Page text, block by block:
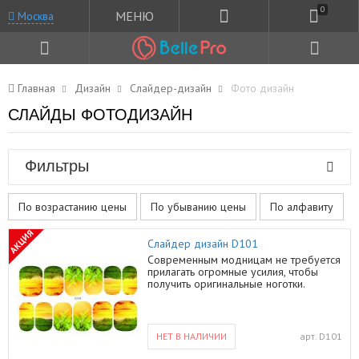
Москва МЕНЮ 0
Главная Дизайн Слайдер-дизайн Фото дизайн
СЛАЙДЫ ФОТОДИЗАЙН
Фильтры
По возрастанию цены По убыванию цены По алфавиту
АКЦИЯ
Слайдер дизайн D101
Современным модницам не требуется
прилагать огромные усилия, чтобы
получить оригинальные ноготки.
не требует особых навыков. Слайдер
дизайн D101 ‑ одна из этих актуальных
НЕТ В НАЛИЧИИ арт. D101